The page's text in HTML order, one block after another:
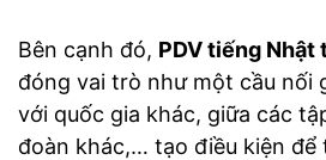
Bên cạnh đó, PDV tiếng Nhật
đóng vai trò như một cầu nối
với quốc gia khác, giữa các
đoàn khác,… tạo điều kiện để